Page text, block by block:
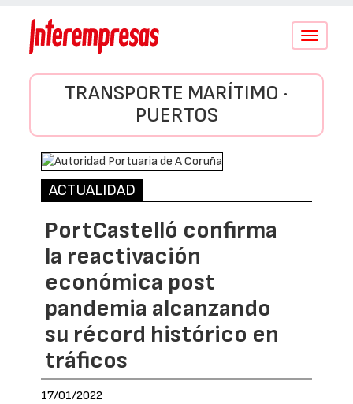
Conmutar
TRANSPORTE MARÍTIMO ·
PUERTOS
ACTUALIDAD
PortCastelló confirma
la reactivación
económica post
pandemia alcanzando
su récord histórico en
tráficos
17/01/2022